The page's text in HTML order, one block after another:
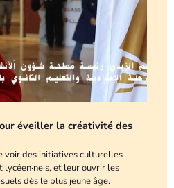
éveiller la créativité des
voir des initiatives culturelles
lycéen·ne·s, et leur ouvrir les
dès le plus jeune âge.